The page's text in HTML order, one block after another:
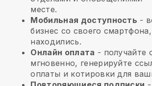
месте.
Мобильная доступность -
бизнес со своего
находились.
Онлайн оплата - получайте
мгновенно, генерируйте
оплаты и котировки для